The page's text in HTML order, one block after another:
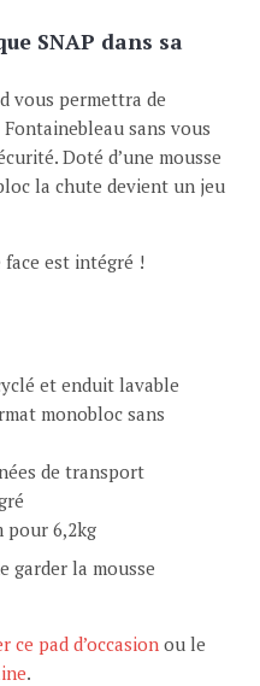
SNAP dans sa
vous permettra de
sans vous
Doté d’une mousse
la chute devient un jeu
est intégré !
et enduit lavable
monobloc sans
de transport
pour 6,2kg
garder la mousse
ce pad d’occasion ou le
.